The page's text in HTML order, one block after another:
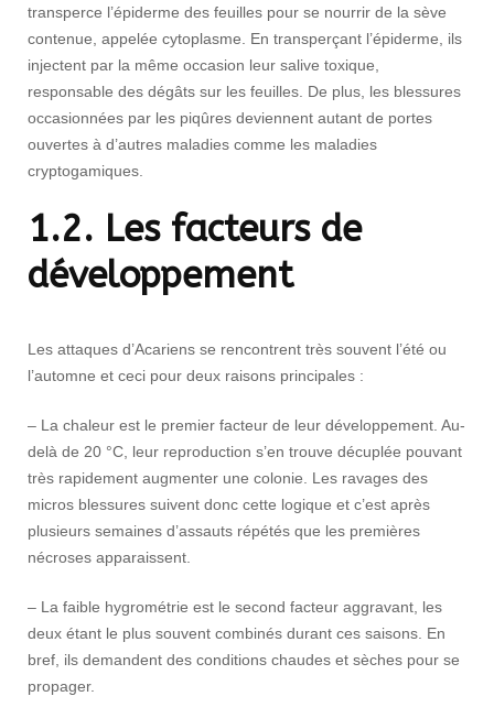
transperce l’épiderme des feuilles pour se nourrir de la sève
contenue, appelée cytoplasme. En transperçant l’épiderme, ils
injectent par la même occasion leur salive toxique,
responsable des dégâts sur les feuilles. De plus, les blessures
occasionnées par les piqûres deviennent autant de portes
ouvertes à d’autres maladies comme les maladies
cryptogamiques.
1.2. Les facteurs de
développement
Les attaques d’Acariens se rencontrent très souvent l’été ou
l’automne et ceci pour deux raisons principales :
– La chaleur est le premier facteur de leur développement. Au-
delà de 20 °C, leur reproduction s’en trouve décuplée pouvant
très rapidement augmenter une colonie. Les ravages des
micros blessures suivent donc cette logique et c’est après
plusieurs semaines d’assauts répétés que les premières
nécroses apparaissent.
– La faible hygrométrie est le second facteur aggravant, les
deux étant le plus souvent combinés durant ces saisons. En
bref, ils demandent des conditions chaudes et sèches pour se
propager.